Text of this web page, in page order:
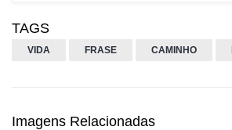
TAGS
VIDA FRASE CAMINHO
Imagens Relacionadas